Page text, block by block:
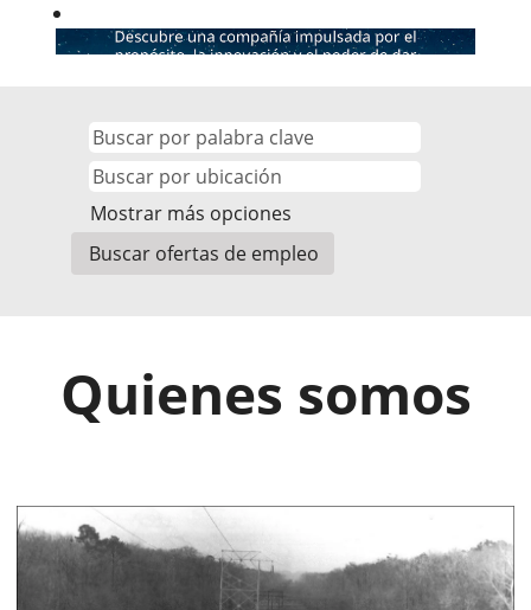
Mostrar más opciones
Quienes somos